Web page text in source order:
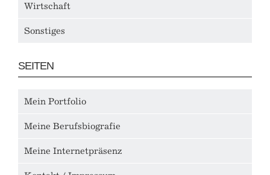
Wirtschaft
Sonstiges
SEITEN
Mein Portfolio
Meine Berufsbiografie
Meine Internetpräsenz